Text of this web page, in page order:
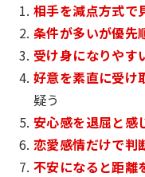
相手を減点方式で
条件が多いが優先
受け身になりやす
好意を素直に受け
疑う
安心感を退屈と感
恋愛感情だけで判
不安になると距離